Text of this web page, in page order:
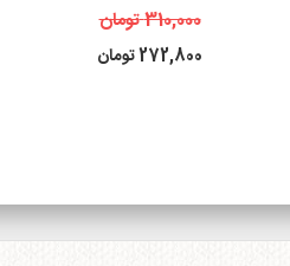
310,000تومان
272,800تومان